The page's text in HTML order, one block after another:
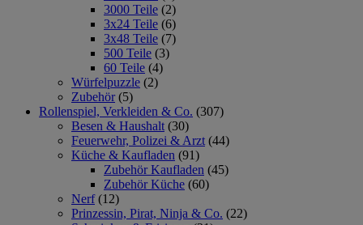
3000 Teile (2)
3x24 Teile (6)
3x48 Teile (7)
500 Teile (3)
60 Teile (4)
Würfelpuzzle (2)
Zubehör (5)
Rollenspiel, Verkleiden & Co. (307)
Besen & Haushalt (30)
Feuerwehr, Polizei & Arzt (44)
Küche & Kaufladen (91)
Zubehör Kaufladen (45)
Zubehör Küche (60)
Nerf (12)
Prinzessin, Pirat, Ninja & Co. (22)